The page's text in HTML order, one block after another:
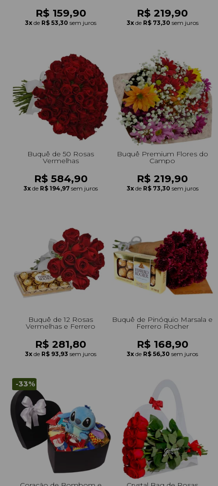
R$ 159,90
3x de R$ 53,30 sem juros
R$ 219,90
3x de R$ 73,30 sem juros
Buquê de 50 Rosas
Vermelhas
R$ 584,90
3x de R$ 194,97 sem juros
Buquê Premium Flores do
Campo
R$ 219,90
3x de R$ 73,30 sem juros
Buquê de 12 Rosas
Vermelhas e Ferrero
R$ 281,80
3x de R$ 93,93 sem juros
Buquê de Pinóquio Marsala e
Ferrero Rocher
R$ 168,90
3x de R$ 56,30 sem juros
-33%